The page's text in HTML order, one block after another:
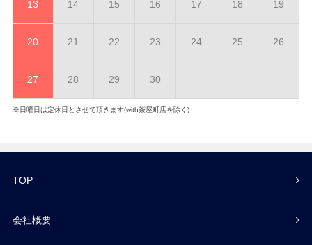
13 14 15 16 17 18 19
20 21 22 23 24 25 26
27 28 29 30
※日曜日は定休日とさせて頂きます(with茶屋町店を除く)
TOP
会社概要